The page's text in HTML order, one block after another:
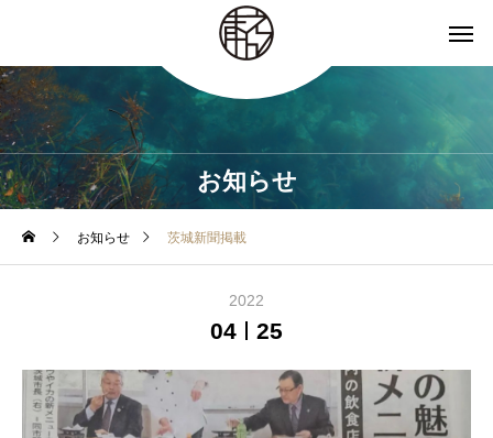
お知らせ
お知らせ 茨城新聞掲載
2022
04 25